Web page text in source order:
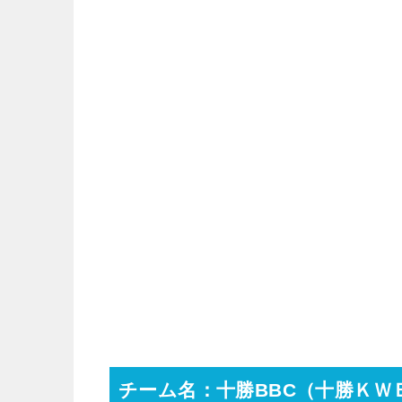
チーム名：十勝BBC（十勝ＫＷ